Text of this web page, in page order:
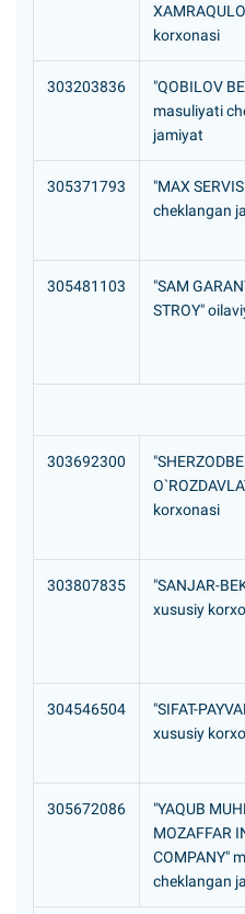
korxonasi
303203836
"QOBILOV
masuliyati
jamiyat
305371793
"MAX
cheklangan
305481103
"SAM
STROY"
303692300
korxonasi
303807835
"SANJAR-
xususiy
304546504
"SIFAT-
xususiy
305672086
"YAQUB
MOZAFFAR
COMPANY"
cheklangan